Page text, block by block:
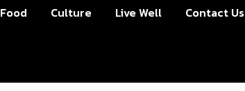
Food Culture Live Well Contact Us